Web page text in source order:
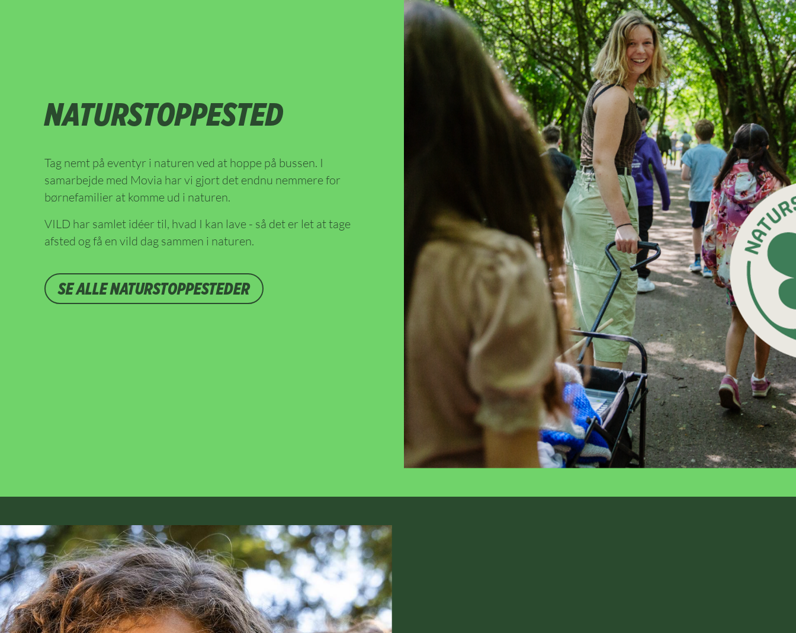
NATURSTOPPESTED
Tag nemt på eventyr i naturen ved at hoppe på bussen. I
samarbejde med Movia har vi gjort det endnu nemmere for
børnefamilier at komme ud i naturen.
VILD har samlet idéer til, hvad I kan lave - så det er let at tage
afsted og få en vild dag sammen i naturen.
SE ALLE NATURSTOPPESTEDER